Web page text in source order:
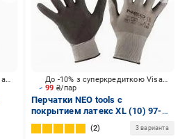
До -10% з суперкредиткою Visa Вигода
99 ₴/пар
До -10% з суперкредиткою Visa Вигода
Перчатки NEO tools с
покрытием латекс XL (10) 97-
617
2 3 варианта